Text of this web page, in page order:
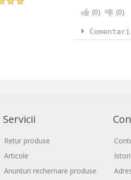
(0) (0)
Servicii
Retur produse
Articole
Anunturi rechemare produse